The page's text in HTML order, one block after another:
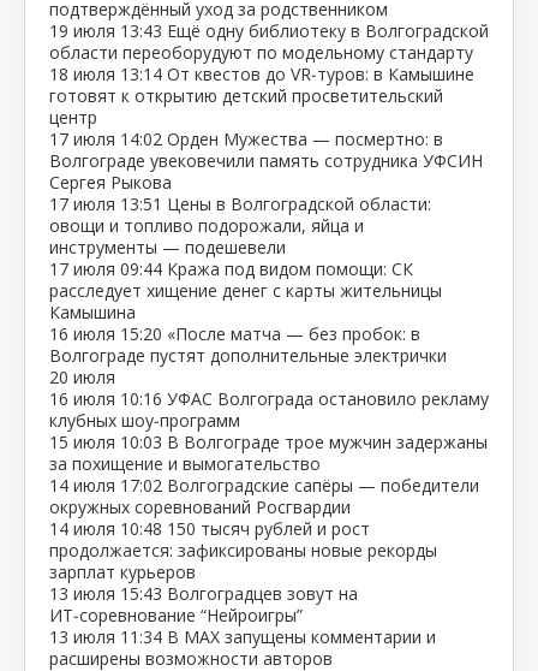
подтверждённый уход за родственником
19 июля 13:43 Ещё одну библиотеку в Волгоградской
области переоборудуют по модельному стандарту
18 июля 13:14 От квестов до VR‑туров: в Камышине
готовят к открытию детский просветительский
центр
17 июля 14:02 Орден Мужества — посмертно: в
Волгограде увековечили память сотрудника УФСИН
Сергея Рыкова
17 июля 13:51 Цены в Волгоградской области:
овощи и топливо подорожали, яйца и
инструменты — подешевели
17 июля 09:44 Кража под видом помощи: СК
расследует хищение денег с карты жительницы
Камышина
16 июля 15:20 «После матча — без пробок: в
Волгограде пустят дополнительные электрички
20 июля
16 июля 10:16 УФАС Волгограда остановило рекламу
клубных шоу‑программ
15 июля 10:03 В Волгограде трое мужчин задержаны
за похищение и вымогательство
14 июля 17:02 Волгоградские сапёры — победители
окружных соревнований Росгвардии
14 июля 10:48 150 тысяч рублей и рост
продолжается: зафиксированы новые рекорды
зарплат курьеров
13 июля 15:43 Волгоградцев зовут на
ИТ‑соревнование “Нейроигры”
13 июля 11:34 В МАХ запущены комментарии и
расширены возможности авторов